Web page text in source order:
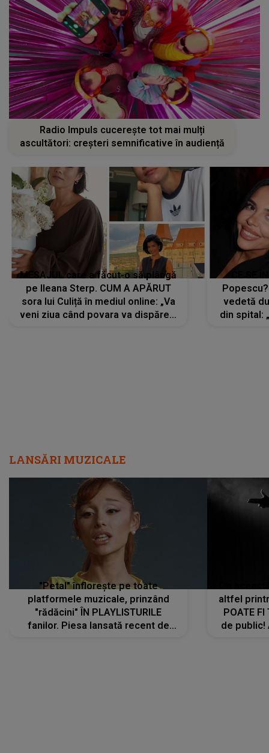
Radio Impuls cucerește tot mai mulți
ascultători: creșteri semnificative în audiență
MESAJUL care a făcut-o să plângă
pe Ileana Sterp. CUM A APĂRUT
sora lui Culiță în mediul online: „Va
veni ziua când povara va dispărea,
vedetă
din spital:
LANSĂRI MUZICALE
"Petal" înflorește pe toate
platformele muzicale, prinzând
"rădăcini" ÎN PLAYLISTURILE
fanilor. Piesa lansată recent de
altfel
POATE FI
de public!